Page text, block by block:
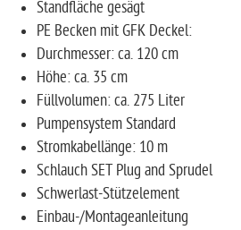
Standfläche gesägt
PE Becken mit GFK Deckel:
Durchmesser: ca. 120 cm
Höhe: ca. 35 cm
Füllvolumen: ca. 275 Liter
Pumpensystem Standard
Stromkabellänge: 10 m
Schlauch SET Plug and Sprudel
Schwerlast-Stützelement
Einbau-/Montageanleitung